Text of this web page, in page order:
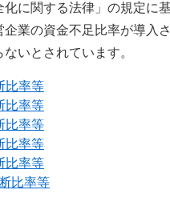
に関する法律」の規定に
企業の資金不足比率が導入
いとされています。
比率等​
比率等​
比率等​
比率等
比率等
比率等​